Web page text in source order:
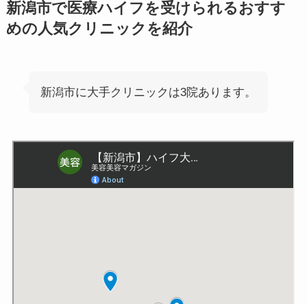
新潟市で医療ハイフを受けられるおすす
めの人気クリニックを紹介
新潟市に大手クリニックは3院あります。